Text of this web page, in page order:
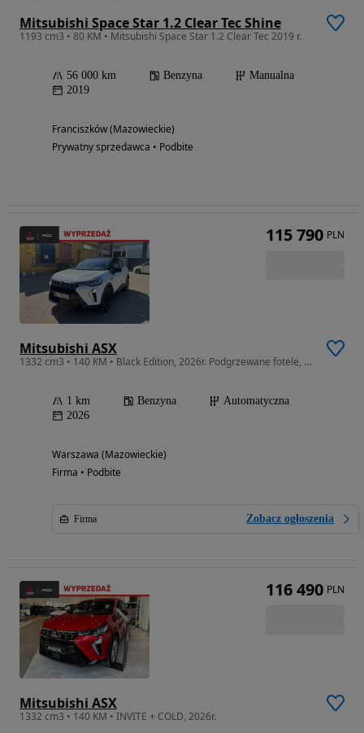
Mitsubishi Space Star 1.2 Clear Tec Shine
1193 cm3 • 80 KM • Mitsubishi Space Star 1.2 Clear Tec 2019 r.
56 000 km Benzyna
Manualna
2019
Franciszków (Mazowieckie)
Prywatny sprzedawca • Podbite
Mitsubishi ASX
1332 cm3 • 140 KM • Black Edition, 2026r. Podgrzewane fotele, Apple Carplay, Android Auto
1 km Benzyna
Automatyczna
2026
Warszawa (Mazowieckie)
Firma • Podbite
Firma Zobacz ogłoszenia
115 790 PLN
Mitsubishi ASX
1332 cm3 • 140 KM • INVITE + COLD, 2026r.
116 490 PLN